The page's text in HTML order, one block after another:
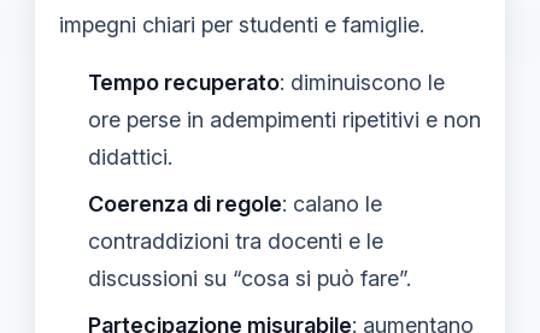
impegni chiari per studenti e famiglie.
Tempo recuperato: diminuiscono le
ore perse in adempimenti ripetitivi e non
didattici.
Coerenza di regole: calano le
contraddizioni tra docenti e le
discussioni su “cosa si può fare”.
Partecipazione misurabile: aumentano